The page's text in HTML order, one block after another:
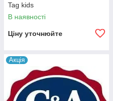
Tag kids
В наявності
Ціну уточнюйте
Акція